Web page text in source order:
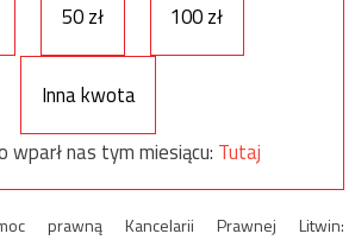
50 zł 100 zł
Inna kwota
wparł nas tym miesiącu: Tutaj
prawną Kancelarii Prawnej Litwin: